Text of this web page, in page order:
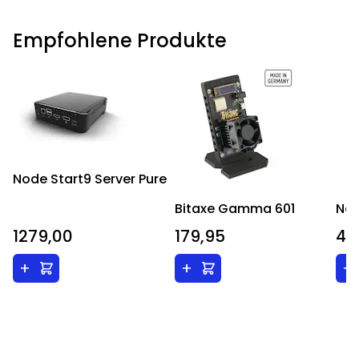
Empfohlene Produkte
Node Start9 Server Pure
1279,00
+
Bitaxe Gamma 601
179,95
+
+